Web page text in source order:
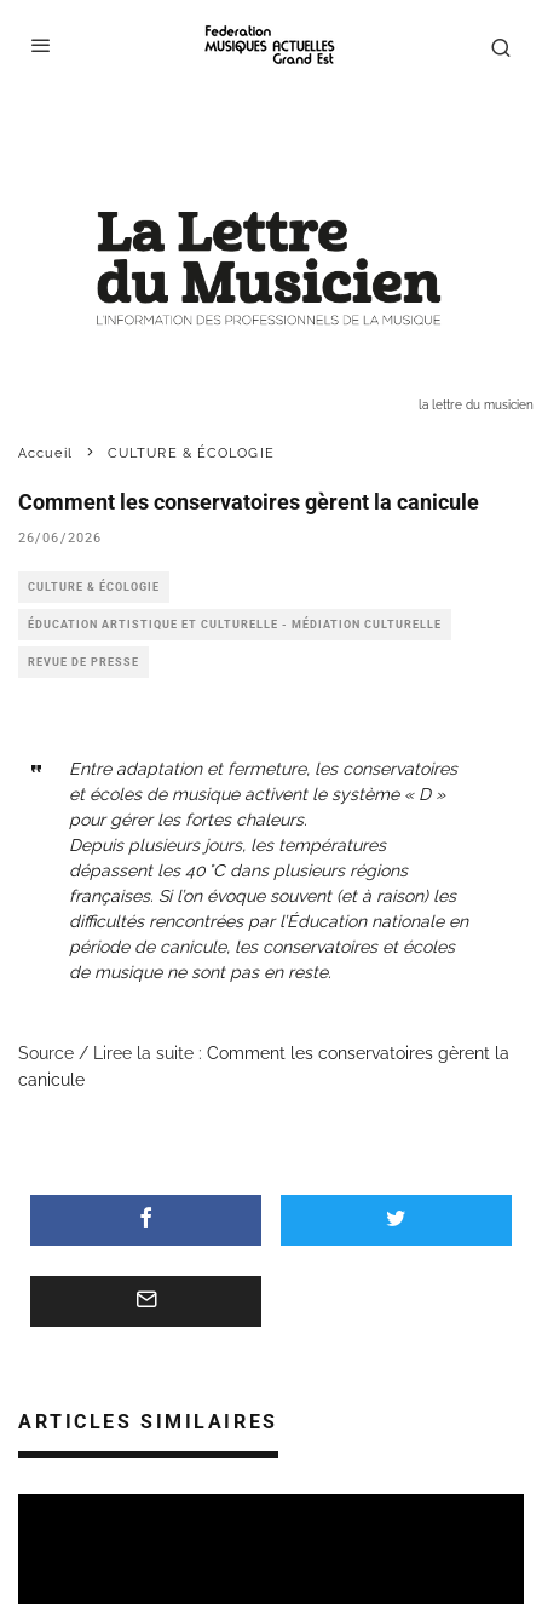
la lettre du musicien
Accueil CULTURE & ÉCOLOGIE
Comment les conservatoires gèrent la canicule
26/06/2026
CULTURE & ÉCOLOGIE
ÉDUCATION ARTISTIQUE ET CULTURELLE - MÉDIATION CULTURELLE
REVUE DE PRESSE
Entre adaptation et fermeture, les conservatoires
et écoles de musique activent le système « D »
pour gérer les fortes chaleurs.
Depuis plusieurs jours, les températures
dépassent les 40 °C dans plusieurs régions
françaises. Si l’on évoque souvent (et à raison) les
difficultés rencontrées par l’Éducation nationale en
période de canicule, les conservatoires et écoles
de musique ne sont pas en reste.
Source / Liree la suite : Comment les conservatoires gèrent la
canicule
ARTICLES SIMILAIRES